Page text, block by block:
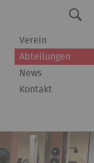
Verein
Abteilungen
News
Kontakt